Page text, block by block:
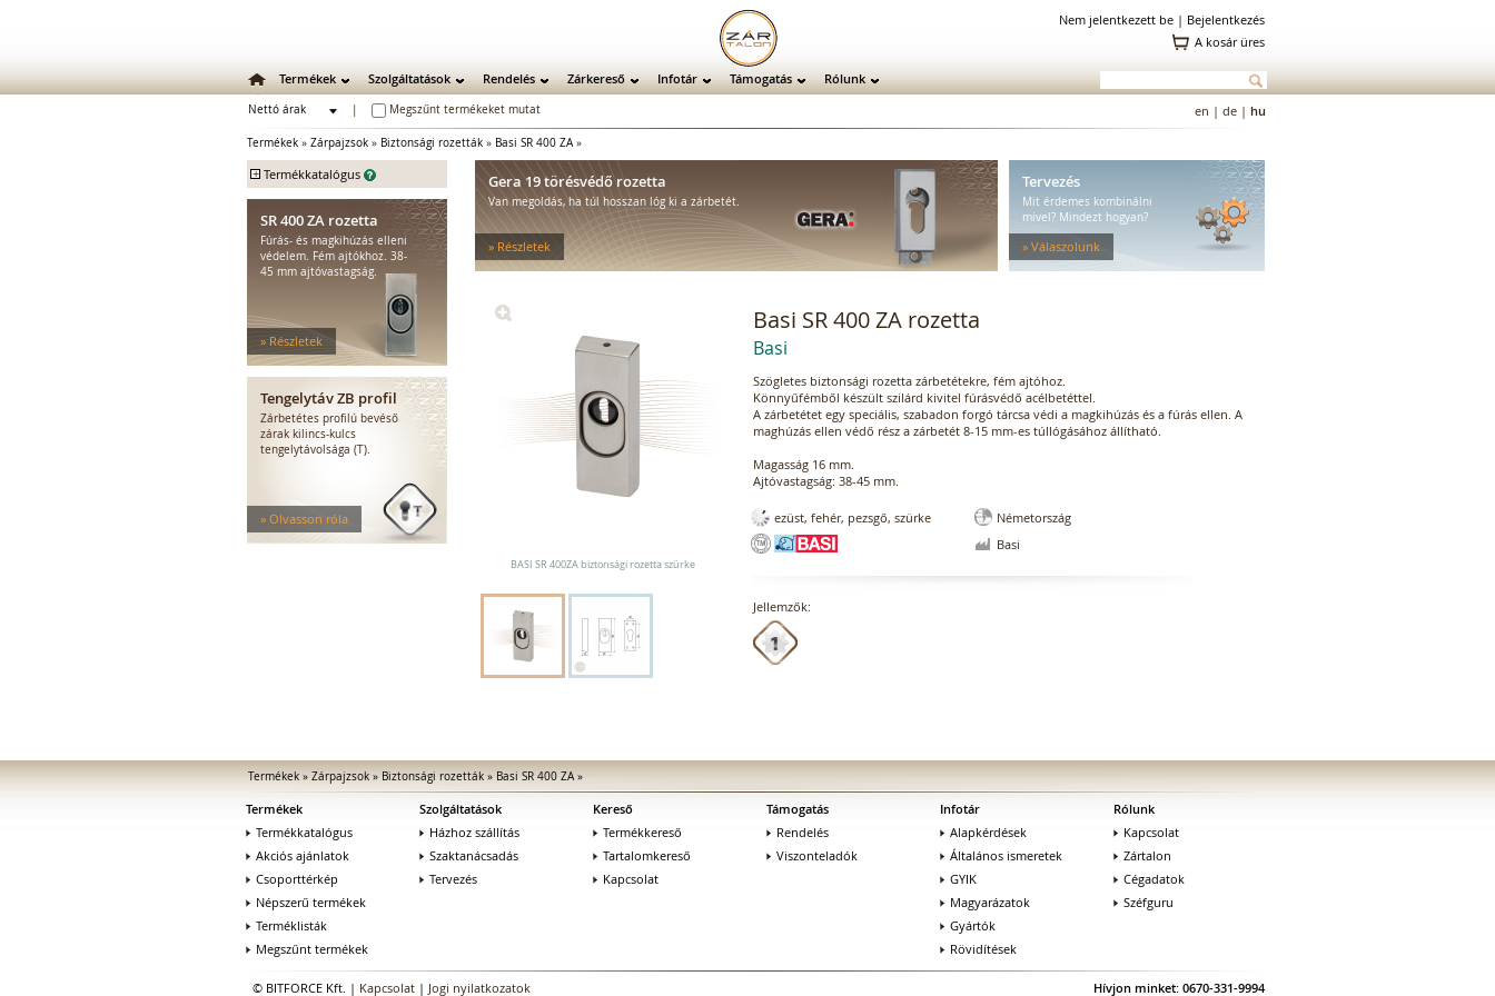
Nem jelentkezett be | Bejelentkezés
A kosár üres
Termékek Szolgáltatások Rendelés Zárkereső Infotár Támogatás Rólunk
Nettó árak
Megszűnt termékeket mutat en | de | hu
Termékek » Zárpajzsok » Biztonsági rozetták » Basi SR 400 ZA »
+ Termékkatalógus
Mechanikus bevéső zárak
Zárbetétek
Lakatok
Zárpajzsok
Biztonsági zárpajzsok
Zárpajzsok tűzgátló ajtókhoz
Hosszú zárpajzsok
Rövid zárpajzsok
Kilincsrudak, tengelyek
Mechanikus kiegészítők
Elektromos zárak
Elektromos bevéső zárak
SR 400 ZA rozetta
Fúrás- és magkihúzás elleni
védelem. Fém ajtókhoz. 38-
45 mm ajtóvastagság.
» Részletek
Tengelytáv ZB profil
Zárbetétes profilú bevéső
zárak kilincs-kulcs
tengelytávolsága (T).
» Olvasson róla
Gera 19 törésvédő rozetta
Van megoldás, ha túl hosszan lóg ki a zárbetét.
» Részletek
Tervezés
Mit érdemes kombinálni
mivel? Mindezt hogyan?
» Válaszolunk
BASI SR 400ZA biztonsági rozetta szürke
Basi SR 400 ZA rozetta
Basi
Szögletes biztonsági rozetta zárbetétekre, fém ajtóhoz.
Könnyűfémből készült szilárd kivitel fúrásvédő acélbetéttel.
A zárbetétet egy speciális, szabadon forgó tárcsa védi a magkihúzás és a fúrás ellen. A
maghúzás ellen védő rész a zárbetét 8-15 mm-es túllógásához állítható.
Magasság 16 mm.
Ajtóvastagság: 38-45 mm.
ezüst, fehér, pezsgő, szürke
Németország
Basi
Jellemzők:
Termékek» Zárpajzsok» Biztonsági rozetták» Basi SR 400 ZA»
Termékek
Termékkatalógus
Akciós ajánlatok
Csoporttérkép
Népszerű termékek
Terméklisták
Megszűnt termékek
Szolgáltatások
Házhoz szállítás
Szaktanácsadás
Tervezés
Kereső
Termékkereső
Tartalomkereső
Kapcsolat
Támogatás
Rendelés
Viszonteladók
Infotár
Alapkérdések
Általános ismeretek
GYIK
Magyarázatok
Gyártók
Rövidítések
Rólunk
Kapcsolat
Zártalon
Cégadatok
Széfguru
© BITFORCE Kft. | Kapcsolat | Jogi nyilatkozatok Hívjon minket: 0670-331-9994